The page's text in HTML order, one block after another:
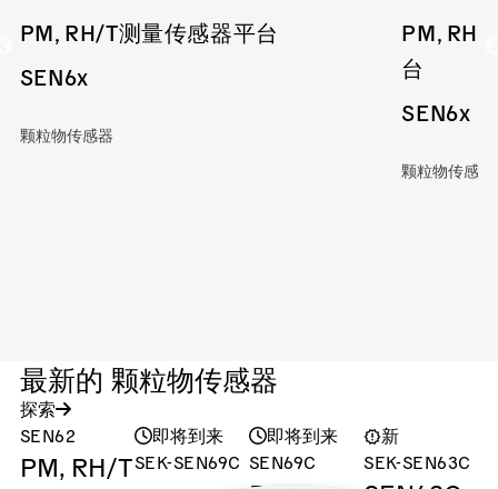
PM, RH/T测量传感器平台
SEN6x
颗粒物传感器
PM, RH/
台
SEN6x
颗粒物传感器
最新的 颗粒物传感器
探索
SEN62
PM, RH/T
即将到来
SEK-SEN69C
即将到来
SEN69C
新
SEK-SEN63C